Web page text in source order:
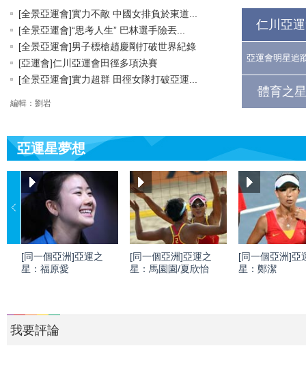
[全景亞運會]實力不敵 中國女排負於東道...
[全景亞運會]“思考人生” 巴林選手險丟...
[全景亞運會]男子標槍趙慶剛打破世界紀錄
[亞運會]仁川亞運會田徑多項決賽
[全景亞運會]實力超群 田徑女隊打破亞運...
編輯：劉岩
仁川亞
亞運會明星追
體育之
亞運星夢想
[同一個亞洲]亞運之
星：福原愛
[同一個亞洲]亞運之
星：馬園園/夏欣怡
[同一個亞洲]亞
星：鄭潔
我要評論